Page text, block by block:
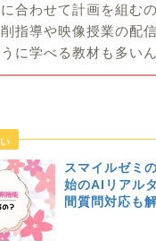
に合わせて計画を組む
削指導や映像授業の配
うに学べる教材も多い
スマイルゼミ
始のAIリアル
間質問対応も